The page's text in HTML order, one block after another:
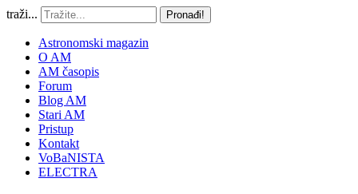
traži... Pronađi!
Astronomski magazin
O AM
AM časopis
Forum
Blog AM
Stari AM
Pristup
Kontakt
VoBaNISTA
ELECTRA